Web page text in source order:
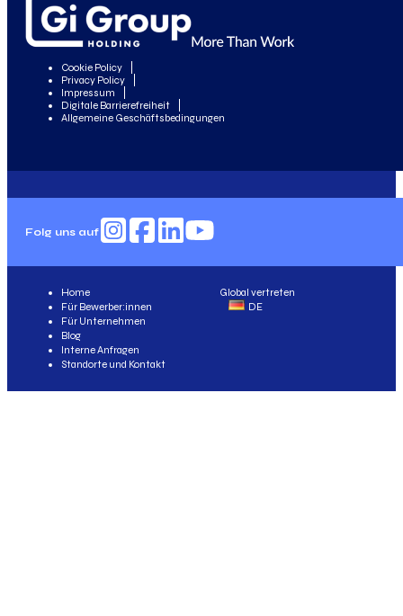
Cookie Policy
Privacy Policy
Impressum
Digitale Barrierefreiheit
Allgemeine Geschäftsbedingungen
Folg uns auf
Global vertreten
DE
Home
Für Bewerber:innen
Für Unternehmen
Blog
Interne Anfragen
Standorte und Kontakt